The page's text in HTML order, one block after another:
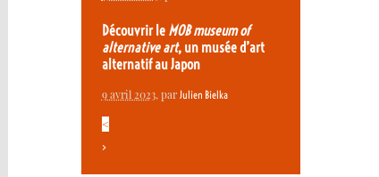
Découvrir le MOB museum of
alternative art, un musée d’art
alternatif au Japon
9 avril 2023, par Julien Bielka
<
>